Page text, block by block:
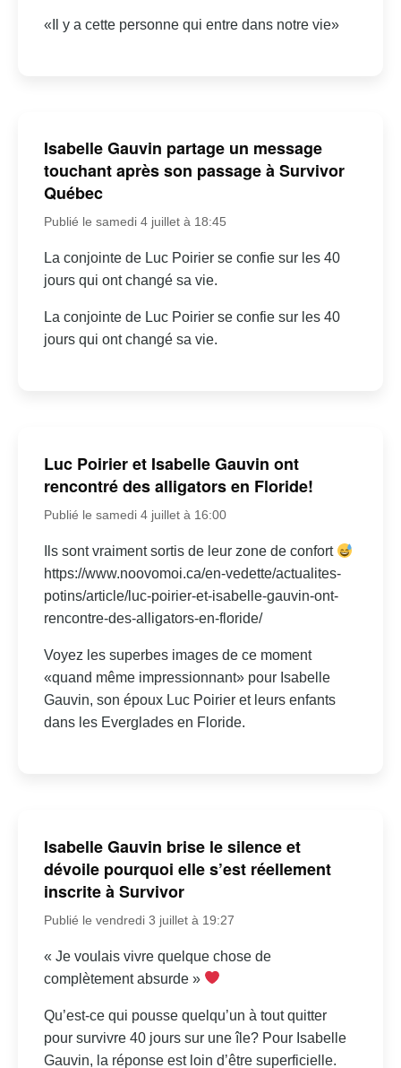
«Il y a cette personne qui entre dans notre vie»
Isabelle Gauvin partage un message
touchant après son passage à Survivor
Québec
Publié le samedi 4 juillet à 18:45
La conjointe de Luc Poirier se confie sur les 40
jours qui ont changé sa vie.
La conjointe de Luc Poirier se confie sur les 40
jours qui ont changé sa vie.
Luc Poirier et Isabelle Gauvin ont
rencontré des alligators en Floride!
Publié le samedi 4 juillet à 16:00
Ils sont vraiment sortis de leur zone de confort
https://www.noovomoi.ca/en-vedette/actualites-
potins/article/luc-poirier-et-isabelle-gauvin-ont-
rencontre-des-alligators-en-floride/
Voyez les superbes images de ce moment
«quand même impressionnant» pour Isabelle
Gauvin, son époux Luc Poirier et leurs enfants
dans les Everglades en Floride.
Isabelle Gauvin brise le silence et
dévoile pourquoi elle s’est réellement
inscrite à Survivor
Publié le vendredi 3 juillet à 19:27
« Je voulais vivre quelque chose de
complètement absurde »
Qu’est-ce qui pousse quelqu’un à tout quitter
pour survivre 40 jours sur une île? Pour Isabelle
Gauvin, la réponse est loin d’être superficielle.